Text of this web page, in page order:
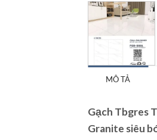
MÔ TẢ
Gạch Tbgres
Granite siêu